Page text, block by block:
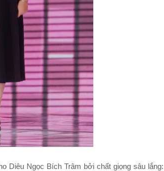
Diêu Ngọc Bích Trâm bởi chất giọng sâu lắng: